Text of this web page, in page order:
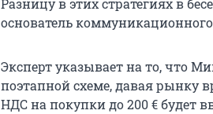
Разницу в этих стратегиях в
основатель
Эксперт указывает на то, что
поэтапной схеме, давая рынку
НДС на покупки до200 €будет